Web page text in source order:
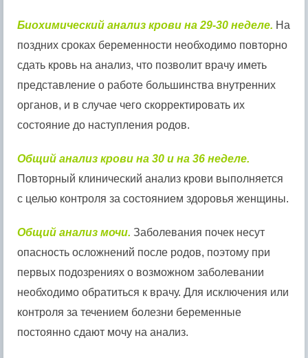
Биохимический анализ крови на 29-30 неделе. На
поздних сроках беременности необходимо повторно
сдать кровь на анализ, что позволит врачу иметь
представление о работе большинства внутренних
органов, и в случае чего скорректировать их
состояние до наступления родов.
Общий анализ крови на 30 и на 36 неделе.
Повторный клинический анализ крови выполняется
с целью контроля за состоянием здоровья женщины.
Общий анализ мочи. Заболевания почек несут
опасность осложнений после родов, поэтому при
первых подозрениях о возможном заболевании
необходимо обратиться к врачу. Для исключения или
контроля за течением болезни беременные
постоянно сдают мочу на анализ.